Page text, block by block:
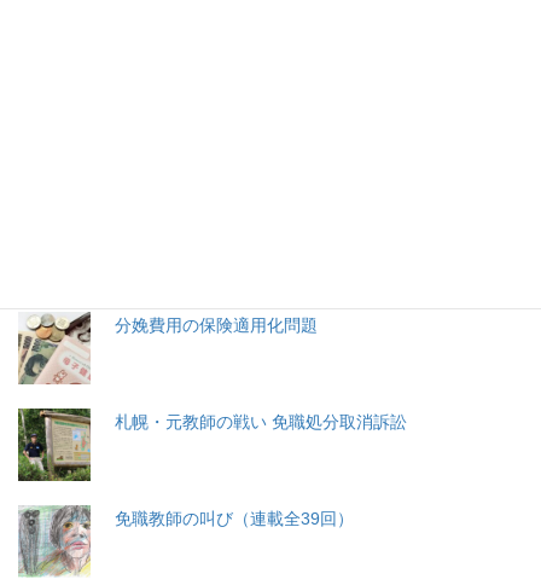
分娩費用の保険適用化問題
札幌・元教師の戦い 免職処分取消訴訟
免職教師の叫び（連載全39回）